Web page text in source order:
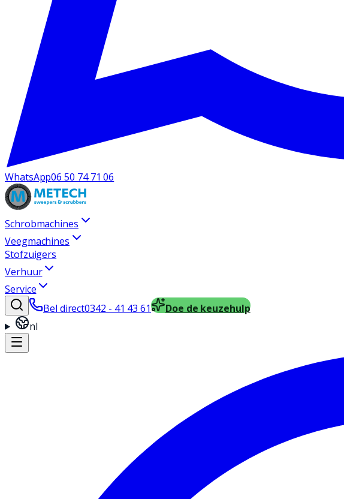
WhatsApp06 50 74 71 06
Schrobmachines
Veegmachines
Stofzuigers
Verhuur
Service
Bel direct0342 - 41 43 61
Doe de keuzehulp
nl